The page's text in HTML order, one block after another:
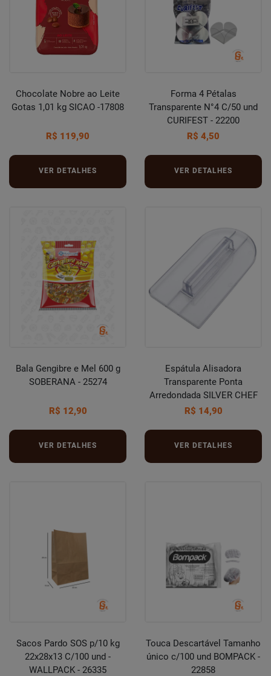
Chocolate Nobre ao Leite
Gotas 1,01 kg SICAO -17808
R$ 119,90
VER DETALHES
Forma 4 Pétalas
Transparente N°4 C/50 und
CURIFEST - 22200
R$ 4,50
VER DETALHES
Bala Gengibre e Mel 600 g
SOBERANA - 25274
R$ 12,90
VER DETALHES
Espátula Alisadora
Transparente Ponta
Arredondada SILVER CHEF
R$ 14,90
VER DETALHES
Sacos Pardo SOS p/10 kg
22x28x13 C/100 und -
WALLPACK - 26335
Touca Descartável Tamanho
único c/100 und BOMPACK -
22858